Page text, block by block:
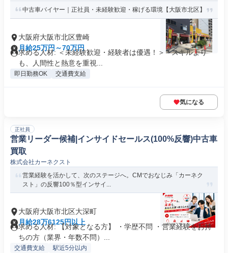
中古車バイヤー｜正社員・未経験歓迎・稼げる環境【大阪市北区】
大阪府大阪市北区豊崎
月給25万円～70万円
求める人材: ＜未経験歓迎・経験者は優遇！＞ * スキルより
も、人間性と熱意を重視...
即日勤務OK 交通費支給
気になる
正社員
営業リーダー候補|インサイドセールス(100%反響)中古車
買取
株式会社カーネクスト
営業経験を活かして、次のステージへ。CMでおなじみ「カーネク
スト」の反響100％型インサイ...
大阪府大阪市北区大深町
月給28万6125円以上
求める人材: 【対象となる方】 ・学歴不問 ・営業経験をお持
ちの方（業界・年数不問）...
交通費支給 駅近5分以内